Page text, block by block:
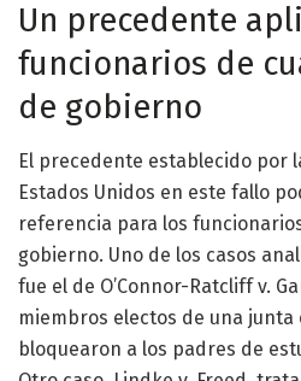
Un precedente
funcionarios de
de gobierno
El precedente establecido por
Estados Unidos en este fallo
referencia para los
gobierno. Uno de los casos
fue el de O’Connor-Ratcliff v.
miembros electos de una
bloquearon a los padres de